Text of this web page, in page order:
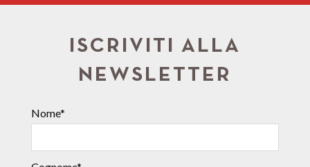
ISCRIVITI ALLA
NEWSLETTER
Nome*